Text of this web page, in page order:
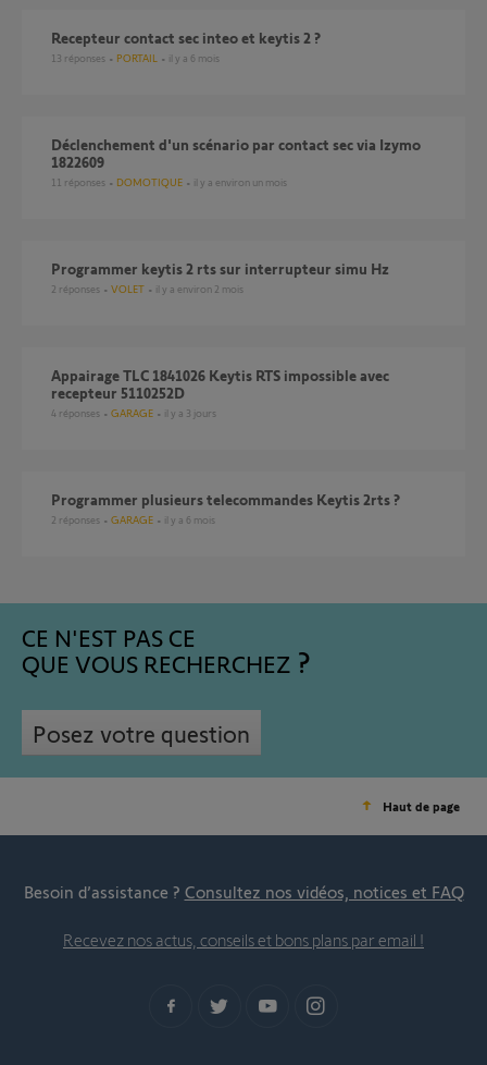
Recepteur contact sec inteo et keytis 2 ?
13 réponses PORTAIL il y a 6 mois
Déclenchement d'un scénario par contact sec via Izymo
1822609
11 réponses DOMOTIQUE il y a environ un mois
Programmer keytis 2 rts sur interrupteur simu Hz
2 réponses VOLET il y a environ 2 mois
Appairage TLC 1841026 Keytis RTS impossible avec
recepteur 5110252D
4 réponses GARAGE il y a 3 jours
programmer plusieurs telecommandes Keytis 2rts ?
2 réponses GARAGE il y a 6 mois
CE N'EST PAS CE
QUE VOUS RECHERCHEZ
Posez votre question
Haut de page
Besoin d’assistance ? Consultez nos vidéos, notices et FAQ
Recevez nos actus, conseils et bons plans par email !